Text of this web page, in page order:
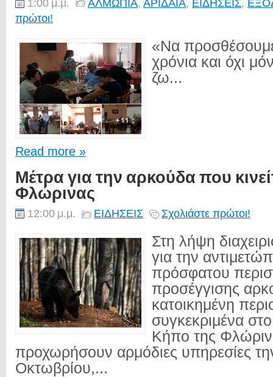
1:00 μ.μ. ΑΛΜΩΠΙΑ, ΑΡΙΔΑΙΑ, ΕΙΔΗΣΕΙΣ,
πρώτοι!
«Να
χρόνια και όχι
ζω...
Read more »
Μέτρα για την αρκούδα που
Φλώρινας
12:00 μ.μ. ΕΙΔΗΣΕΙΣ Σχολιάστε πρώτοι!
Στη λήψη
για την
πρόσφατου
προσέγγισης
κατοικημένη
συγκεκριμένα
Κήπο της
προχωρήσουν αρμόδιες υπηρεσίες
Οκτωβρίου,...